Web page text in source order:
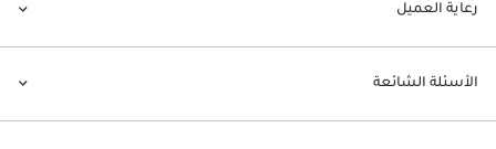
رعاية العميل
الأسئلة الشائعة